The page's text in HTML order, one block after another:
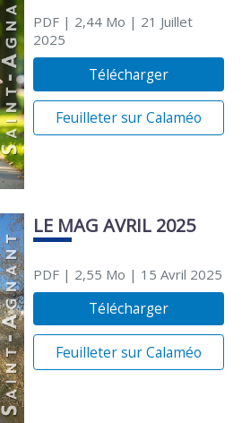
PDF| 2,44 Mo | 21 Juillet
2025
Télécharger
Feuilleter sur Calaméo
LE MAG AVRIL 2025
PDF| 2,55 Mo | 15 Avril 2025
Télécharger
Feuilleter sur Calaméo